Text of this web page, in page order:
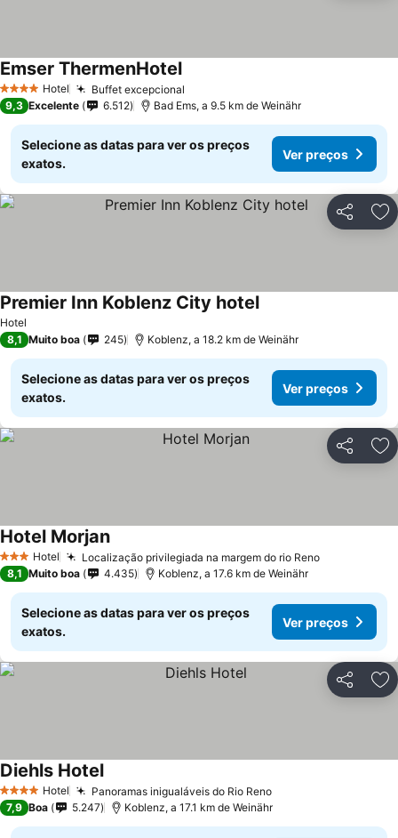
4 EstrelasHotel Buffet excepcional
Emser ThermenHotel
9,3 Excelente 6.512 Bad Ems, a 9.5 km de Weinähr
Selecione as datas para ver os preços
exatos.
Ver preços
Partilhar
Hotel
Premier Inn Koblenz City hotel
8,1 Muito boa 245 Koblenz, a 18.2 km de Weinähr
Selecione as datas para ver os preços
exatos.
Ver preços
Partilhar
3 EstrelasHotel Localização privilegiada na margem do rio Reno
Hotel Morjan
8,1 Muito boa 4.435 Koblenz, a 17.6 km de Weinähr
Selecione as datas para ver os preços
exatos.
Ver preços
Partilhar
4 EstrelasHotel Panoramas inigualáveis do Rio Reno
Diehls Hotel
7,9 Boa 5.247 Koblenz, a 17.1 km de Weinähr